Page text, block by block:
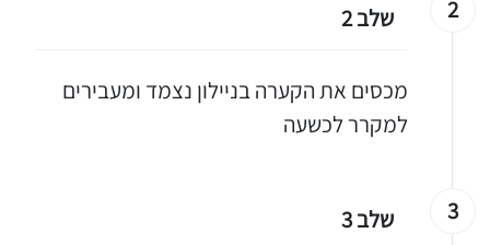
2 שלב 2
מכסים את הקערה בניילון נצמד ומעבירים
למקרר לכשעה
3 שלב 3